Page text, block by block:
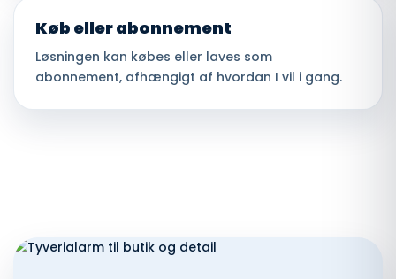
Køb eller abonnement
Løsningen kan købes eller laves som
abonnement, afhængigt af hvordan I vil i gang.